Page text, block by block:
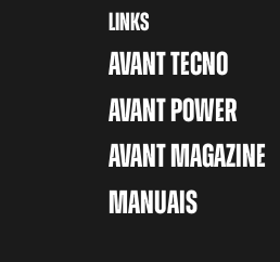
LINKS
AVANT TECNO
AVANT POWER
AVANT MAGAZINE
MANUAIS